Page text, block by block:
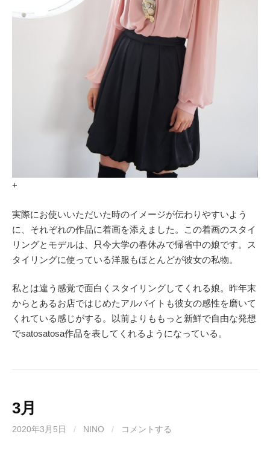
+
実際にお使いいただいた時のイメージが伝わりやすいよう
に、それぞれの作品に着画を添えました。この着画のスタイ
リングとモデルは、只今大学の春休みで帰省中の娘です。ス
タイリングに使っている洋服もほとんどが彼女の私物。
私とは違う感覚で面白くスタイリングしてくれる娘。昨年末
からとあるお店ではじめたアルバイトも彼女の感性を磨いて
くれている感じがする。以前よりももっと新鮮で自由な発想
でsatosatosa作品を表してくれるようになっている。
3月
2020年3月5日 / NINO / コメントする